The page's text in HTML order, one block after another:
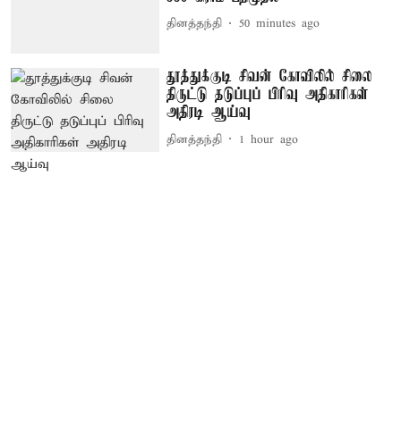
தினத்தந்தி 50 minutes ago
தூத்துக்குடி சிவன் கோவிலில் சிலை
திருட்டு தடுப்புப் பிரிவு அதிகாரிகள்
அதிரடி ஆய்வு
தினத்தந்தி 1 hour ago